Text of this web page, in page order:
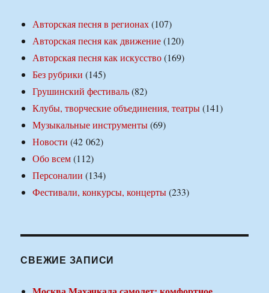
Авторская песня в регионах(107)
Авторская песня как движение(120)
Авторская песня как искусство(169)
Без рубрики (145)
Грушинский фестиваль(82)
Клубы, творческие объединения, театры(141)
Музыкальные инструменты(69)
Новости (42 062)
Обо всем(112)
Персоналии (134)
Фестивали, конкурсы, концерты(233)
СВЕЖИЕ ЗАПИСИ